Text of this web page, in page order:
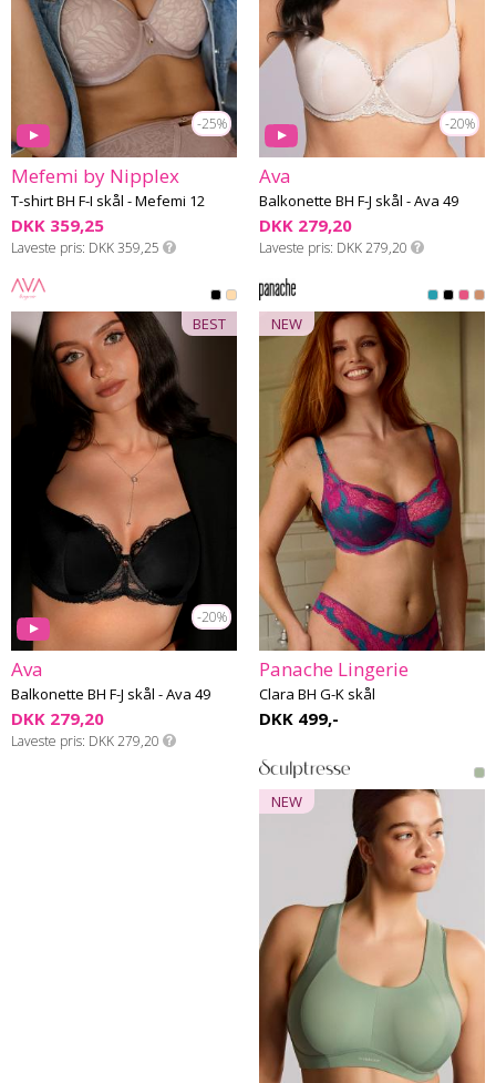
-25%
Mefemi by Nipplex
T-shirt BH F-I skål - Mefemi 12
DKK 359,25
Laveste pris DKK 359,25
-20%
Ava
Balkonette BH F-J skål - Ava 49
DKK 279,20
Laveste pris DKK 279,20
-20%
BEST
Ava
Balkonette BH F-J skål - Ava 49
DKK 279,20
Laveste pris DKK 279,20
NEW
Panache Lingerie
Clara BH G-K skål
DKK 499,-
NEW